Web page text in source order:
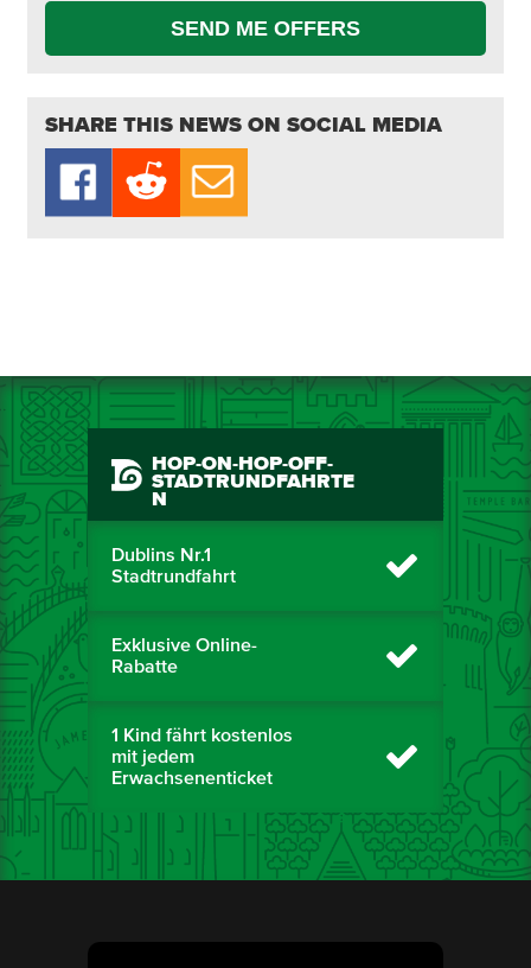
SEND ME OFFERS
SHARE THIS NEWS ON SOCIAL MEDIA
HOP-ON-HOP-OFF-
STADTRUNDFAHRTE
N
Dublins Nr.1
Stadtrundfahrt
Exklusive Online-
Rabatte
1 Kind fährt kostenlos
mit jedem
Erwachsenenticket